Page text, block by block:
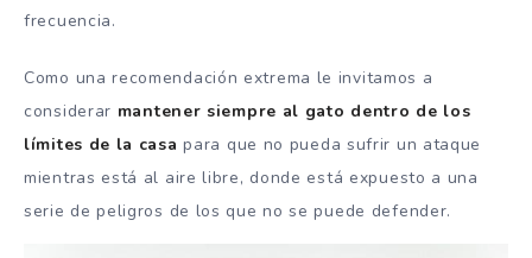
frecuencia.
Como una recomendación extrema le invitamos a
considerar mantener siempre al gato dentro de los
límites de la casa para que no pueda sufrir un ataque
mientras está al aire libre, donde está expuesto a una
serie de peligros de los que no se puede defender.